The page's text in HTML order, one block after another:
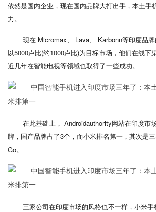
依然是国内企业，现在国内品牌大打出手，本土手
力。
现在 Micromax、 Lava、 Karbonn等印度品
以5000卢比(约1000卢比)为目标市场，他们在线下
近几年在智能电视等领域也取得了一些成功。
在此基础上， Androidauthority网站在印度市
牌，国产品牌占了3个，而小米排名第一，其次是
Go。
三家公司在印度市场的风格也不一样，小米